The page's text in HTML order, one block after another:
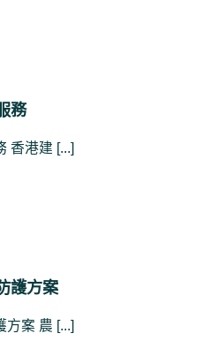
務
香港建 [...]
護方案
方案 農 [...]